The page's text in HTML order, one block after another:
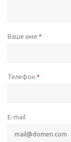
Ваше имя *
Телефон *
E-mail